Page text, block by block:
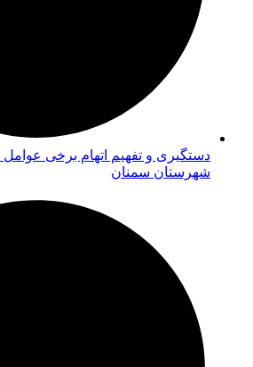
دستگیری و تفهیم اتهام برخی
شهرستان سمنان